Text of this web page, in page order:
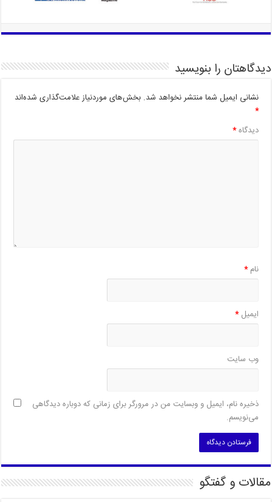
دیدگاهتان را بنویسید
نشانی ایمیل شما منتشر نخواهد شد. بخش‌های موردنیاز علامت‌گذاری شده‌اند
*
دیدگاه*
نام*
ایمیل*
وب‌ سایت
ذخیره نام، ایمیل و وبسایت من در مرورگر برای زمانی که دوباره دیدگاهی
می‌نویسم.
مقالات و گفتگو